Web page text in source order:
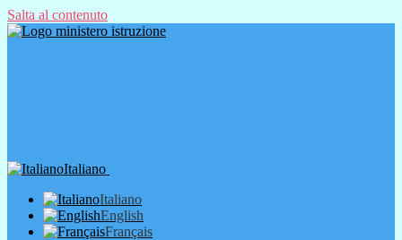
Salta al contenuto
Italiano
Italiano
English
Français